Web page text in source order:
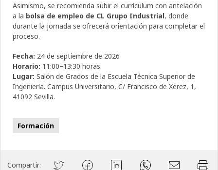
Asimismo, se recomienda subir el currículum con antelación
a la bolsa de empleo de CL Grupo Industrial, donde
durante la jornada se ofrecerá orientación para completar el
proceso.
Fecha: 24 de septiembre de 2026
Horario: 11:00–13:30 horas
Lugar: Salón de Grados de la Escuela Técnica Superior de
Ingeniería. Campus Universitario, C/ Francisco de Xerez, 1,
41092 Sevilla.
Formación
Compartir: